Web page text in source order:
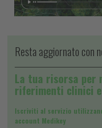
Resta aggiornato con
La tua risorsa per
riferimenti clinici
Iscriviti al servizio
account Medikey